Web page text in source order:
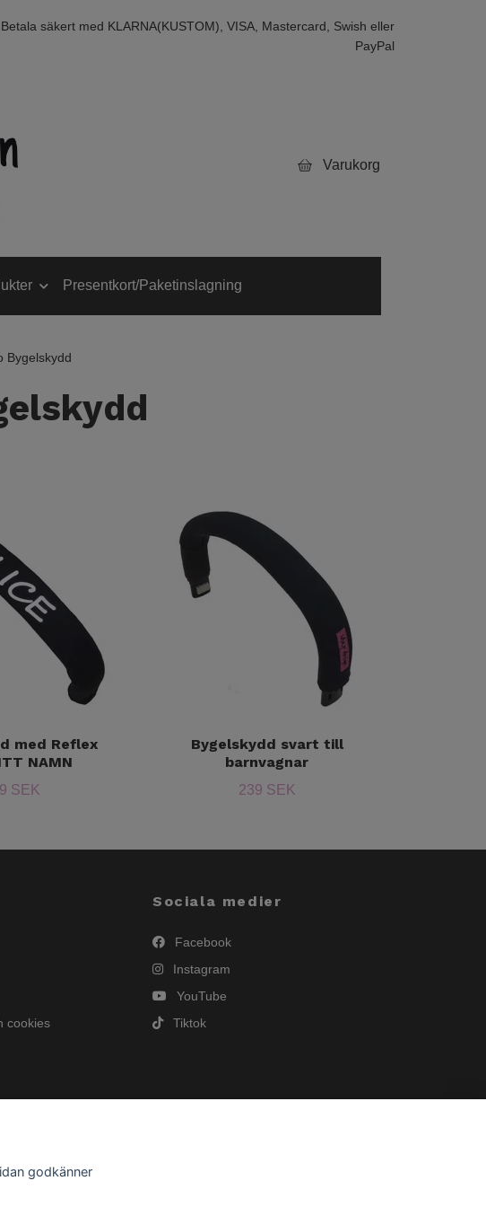
Betala säkert med KLARNA(KUSTOM), VISA, Mastercard, Swish eller
PayPal
Varukorg
Presentkort/Paketinslagning
Bygelskydd
med Reflex
NAMN
SEK
Bygelskydd svart till
barnvagnar
239 SEK
cookies
Sociala medier
Facebook
Instagram
YouTube
Tiktok
godkänner